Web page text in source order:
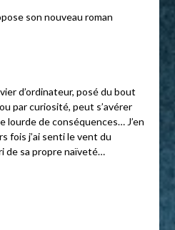
son nouveau roman
d’ordinateur, posé du bout
par curiosité, peut s’avérer
lourde de conséquences… J’en
fois j’ai senti le vent du
de sa propre naïveté…